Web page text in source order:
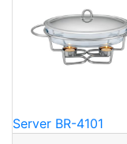
Server BR-4101